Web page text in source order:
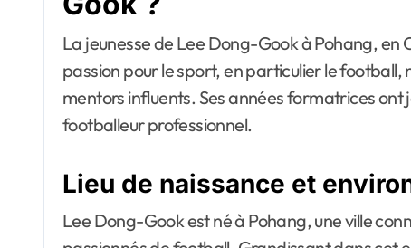
La jeunesse de Lee Dong-Gook à Pohang,
passion pour le sport, en particulier le
mentors influents. Ses années formatrices ont
footballeur professionnel.
Lieu de naissance et
Lee Dong-Gook est né à Pohang, une ville